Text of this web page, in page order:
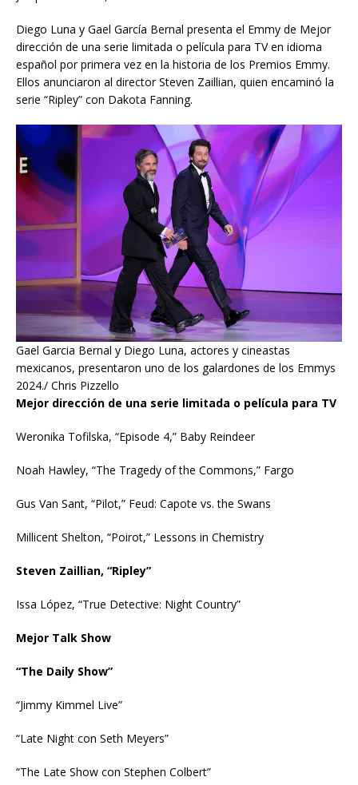
Diego Luna y Gael García Bernal presenta el Emmy de Mejor
dirección de una serie limitada o película para TV en idioma
español por primera vez en la historia de los Premios Emmy.
Ellos anunciaron al director Steven Zaillian, quien encaminó la
serie “Ripley” con Dakota Fanning.
Gael Garcia Bernal y Diego Luna, actores y cineastas
mexicanos, presentaron uno de los galardones de los Emmys
2024./ Chris Pizzello
Mejor dirección de una serie limitada o película para TV
Weronika Tofilska, “Episode 4,” Baby Reindeer
Noah Hawley, “The Tragedy of the Commons,” Fargo
Gus Van Sant, “Pilot,” Feud: Capote vs. the Swans
Millicent Shelton, “Poirot,” Lessons in Chemistry
Steven Zaillian, “Ripley”
Issa López, “True Detective: Night Country”
Mejor Talk Show
“The Daily Show”
“Jimmy Kimmel Live”
“Late Night con Seth Meyers”
“The Late Show con Stephen Colbert”